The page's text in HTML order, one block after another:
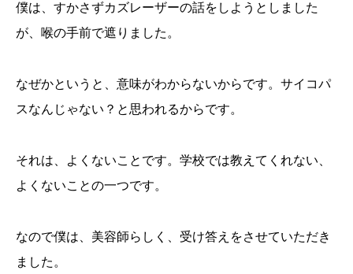
僕は、すかさずカズレーザーの話をしようとしました
が、喉の手前で遮りました。
なぜかというと、意味がわからないからです。サイコパ
スなんじゃない？と思われるからです。
それは、よくないことです。学校では教えてくれない、
よくないことの一つです。
なので僕は、美容師らしく、受け答えをさせていただき
ました。